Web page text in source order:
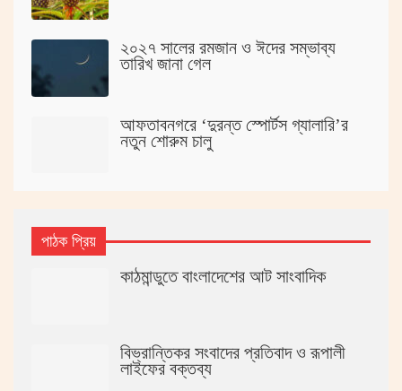
২০২৭ সালের রমজান ও ঈদের সম্ভাব্য
তারিখ জানা গেল
আফতাবনগরে ‘দুরন্ত স্পোর্টস গ্যালারি’র
নতুন শোরুম চালু
পাঠক প্রিয়
কাঠমান্ডুতে বাংলাদেশের আট সাংবাদিক
বিভ্রান্তিকর সংবাদের প্রতিবাদ ও রূপালী
লাইফের বক্তব্য